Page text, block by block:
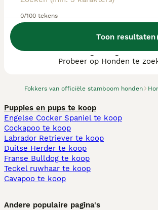
0/100 tekens
Toon resultaten
Fokkers van officiële stamboom honden
We hebben 0 Landseer ECT
Landgraaf
Probeer op Honden te
Puppies en pups te koop
Engelse Cocker Spaniel te koop
Cockapoo te koop
Labrador Retriever te koop
Duitse Herder te koop
Franse Bulldog te koop
Teckel ruwhaar te koop
Cavapoo te koop
Andere populaire pagina's